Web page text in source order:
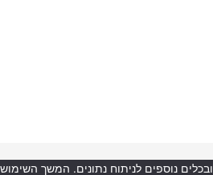
אנו משתמשים בקבצי cookies ובכלים נוספים לניתוח נתונים. המשך השימוש